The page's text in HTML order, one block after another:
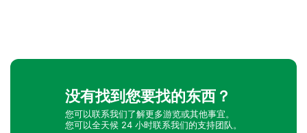
没有找到您要找的东西？
您可以联系我们了解更多游览或其他事宜。
您可以全天候 24 小时联系我们的支持团队。